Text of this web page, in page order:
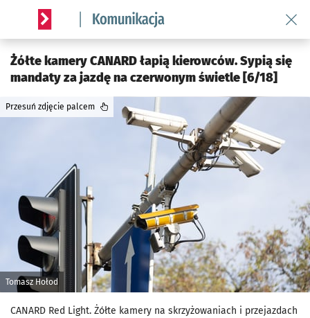
Serwis informacyjny wroclaw.pl podserwis: Komunikacja
Żółte kamery CANARD łapią kierowców. Sypią się
mandaty za jazdę na czerwonym świetle [6/18]
Tomasz Hołod
Przesuń zdjęcie palcem
CANARD Red Light. Żółte kamery na skrzyżowaniach i przejazdach